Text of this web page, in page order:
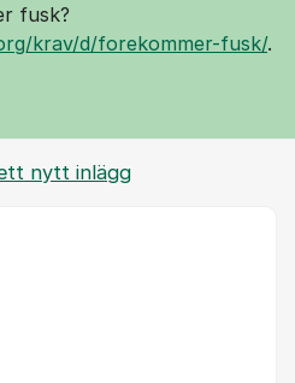
fusk?
krav/d/forekommer-fusk/.
nytt inlägg